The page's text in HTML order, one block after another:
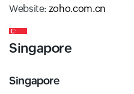
Website: zoho.com.cn
Singapore
Singapore